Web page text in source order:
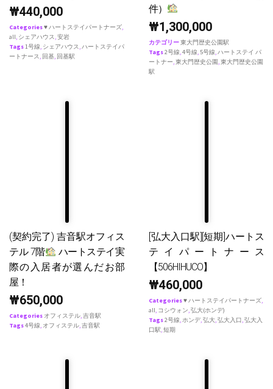
₩440,000
Categories♥ ハートステイパートナーズ,
all, シェアハウス,安岩
Tags1号線, シェアハウス,ハートステイパ
ートナース, 回基, 回基駅
件）
₩1,300,000
カテゴリー東大門歴史公園駅
Tags2号線,4号線, 5号線,ハートステイ パ
ートナー,東大門歴史公園,東大門歴史公園
駅
(契約完了) 吉音駅オフィス
テル 7階
ハートステイ実
際の入居者が選んだお部
屋！
₩650,000
Categories オフィステル,吉音駅
Tags4号線, オフィステル,吉音駅
[弘大入口駅][短期]ハートス
テイパートナース
【506HIHUCO】
₩460,000
Categories♥ ハートステイパートナーズ,
all, コシウォン,弘大(ホンデ)
Tags2号線,ホンデ,弘大,弘大入口,弘大入
口駅,短期